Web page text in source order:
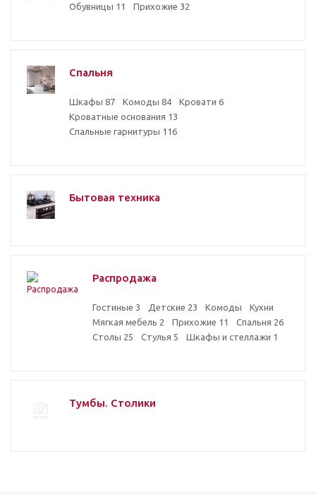
Обувницы 11 Прихожие 32
Спальня
Шкафы 87 Комоды 84 Кровати 6
Кроватные основания 13
Спальные гарнитуры 116
Бытовая техника
Распродажа
Гостиные 3 Детские 23 Комоды
Кухни
Мягкая мебель 2 Прихожие 11 Спальня 26
Столы 25 Стулья 5 Шкафы и стеллажи 1
Тумбы. Столики